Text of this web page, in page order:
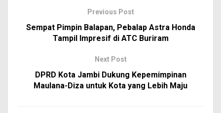
Previous Post
Sempat Pimpin Balapan, Pebalap Astra Honda
Tampil Impresif di ATC Buriram
Next Post
DPRD Kota Jambi Dukung Kepemimpinan
Maulana-Diza untuk Kota yang Lebih Maju